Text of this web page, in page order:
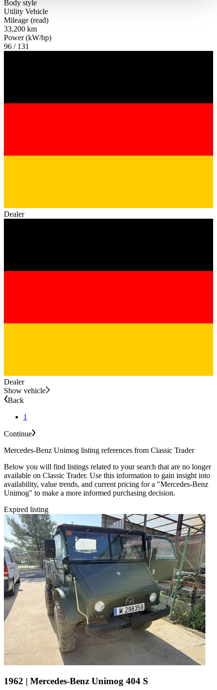
haben oder die sie im Rahmen Ihrer Nutzung der Dienste
gesammelt haben.
Body style
Utility Vehicle
Mileage (read)
33,200 km
Power (kW/hp)
96 / 131
Dealer
Dealer
Show vehicle
Back
1
Continue
Mercedes-Benz Unimog listing references from Classic Trader
Below you will find listings related to your search that are no longer
available on Classic Trader. Use this information to gain insight into
availability, value trends, and current pricing for a "Mercedes-Benz
Unimog" to make a more informed purchasing decision.
Expired listing
1962 | Mercedes-Benz Unimog 404 S